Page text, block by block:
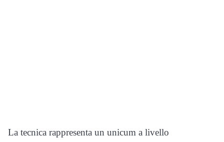
La tecnica rappresenta un unicum a livello